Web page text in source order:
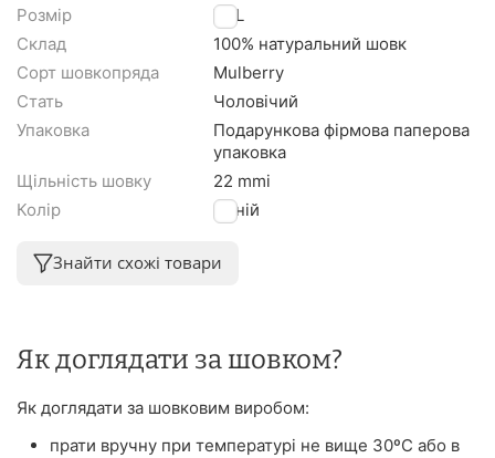
Розмір
XXL
Склад
100% натуральний шовк
Сорт шовкопряда
Mulberry
Стать
Чоловічий
Упаковка
Подарункова фірмова паперова
упаковка
Щільність шовку
22 mmi
Колір
Синій
Знайти схожі товари
Як доглядати за шовком?
Як доглядати за шовковим виробом:
прати вручну при температурі не вище 30ºС або в